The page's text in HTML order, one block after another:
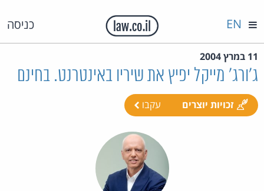
כניסה EN
11 במרץ 2004
ג'ורג' מייקל יפיץ את שיריו באינטרנט. בחינם
זכויות יוצרים עקבו